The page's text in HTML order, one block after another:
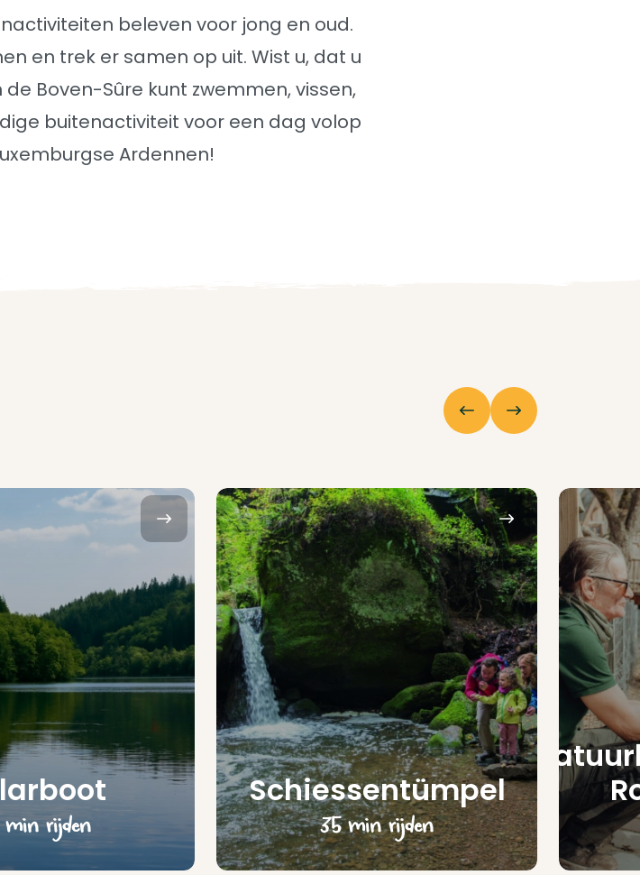
beleven voor jong en oud.
en trek er samen op uit. Wist u, dat u
Boven-Sûre kunt zwemmen, vissen,
buitenactiviteit voor een dag volop
Ardennen!
rijden
Schiessentümpel
35 min rijden